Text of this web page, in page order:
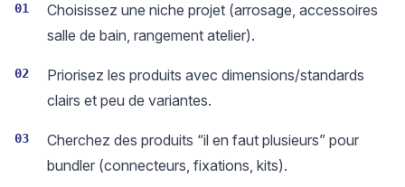
01
Choisissez une niche projet (arrosage, accessoires
salle de bain, rangement atelier).
02
Priorisez les produits avec dimensions/standards
clairs et peu de variantes.
03
Cherchez des produits “il en faut plusieurs” pour
bundler (connecteurs, fixations, kits).